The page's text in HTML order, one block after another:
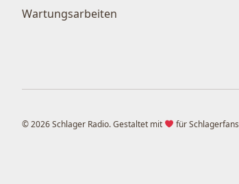
Wartungsarbeiten
© 2026 Schlager Radio. Gestaltet mit für Schlagerfans